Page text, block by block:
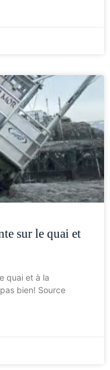
sur le quai et
quai et à la
bien! Source